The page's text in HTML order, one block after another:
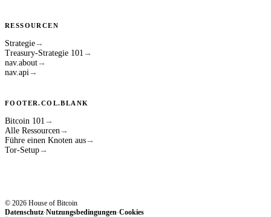
RESSOURCEN
Strategie →
Treasury-Strategie 101 →
nav.about →
nav.api →
FOOTER.COL.BLANK
Bitcoin 101 →
Alle Ressourcen →
Führe einen Knoten aus →
Tor-Setup →
© 2026 House of Bitcoin
Datenschutz·Nutzungsbedingungen·Cookies